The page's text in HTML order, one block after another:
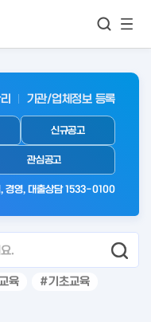
보기
기관/업체정보 등록
신규공고
관심공고
, 경영, 대출상담 1533-0100
육
기초교육